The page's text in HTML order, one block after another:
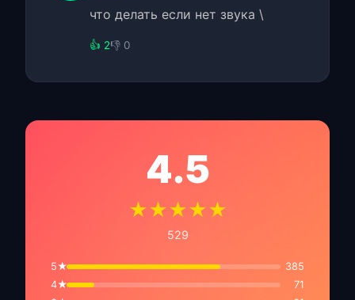
что делать если нет звука \
👍 2👎 0
4.5
★★★★★
529
5★
385
4★
71